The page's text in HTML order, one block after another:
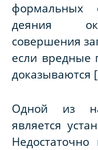
формальных
деяния
совершения
если вредные
доказываются
Одной из
является
Недостаточно